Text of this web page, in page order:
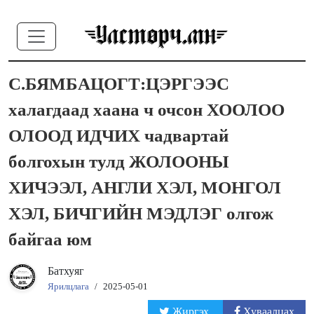
С.БЯМБАЦОГТ:ЦЭРГЭЭС
халагдаад хаана ч очсон ХООЛОО
ОЛООД ИДЧИХ чадвартай
болгохын тулд ЖОЛООНЫ
ХИЧЭЭЛ, АНГЛИ ХЭЛ, МОНГОЛ
ХЭЛ, БИЧГИЙН МЭДЛЭГ олгож
байгаа юм
Батхуяг
Ярилцлага / 2025-05-01
Жиргэх Хуваалцах